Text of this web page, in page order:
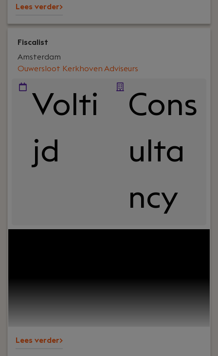
Lees verder>
Fiscalist
Ouwersloot Kerkhoven Adviseurs
Amsterdam
Volti
jd
Cons
ulta
ncy
Lees verder>